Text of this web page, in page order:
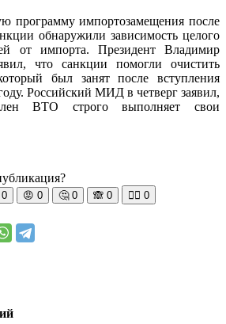
программу импортозамещения после
обнаружили зависимость целого
от импорта. Президент Владимир
что санкции помогли очистить
был занят после вступления
Российский МИД в четверг заявил,
ВТО строго выполняет свои
0 😡 0 🤔 0 🙈 0 🧘‍♀️ 0